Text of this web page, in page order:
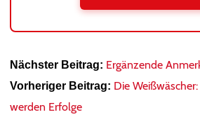
Nächster Beitrag: Ergänzende
Vorheriger Beitrag: Die
werden Erfolge